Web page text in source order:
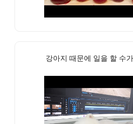
강아지 때문에 일을 할 수